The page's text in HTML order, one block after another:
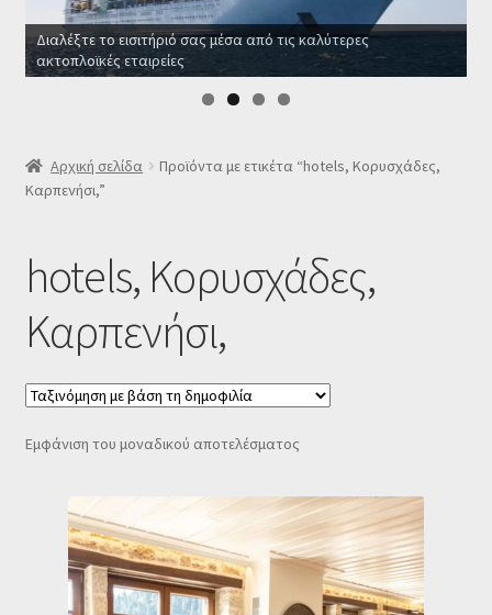
Manage Subscriptions
SLIDER
Δελτίο νέων
Επιβεβαίωση εγγραφής στο Newsletter του Dealistas.gr
Επικοινωνία
Καλάθι
Κατάστημα
Ο λογαριασμός μου
Διαλέξτε το εισιτήριό σας μέσα από τις καλύτερες
ακτοπλοϊκές εταιρείες
Αρχική σελίδα
Προϊόντα με ετικέτα “hotels, Κορυσχάδες,
Καρπενήσι,”
hotels, Κορυσχάδες,
Καρπενήσι,
Εμφάνιση του μοναδικού αποτελέσματος